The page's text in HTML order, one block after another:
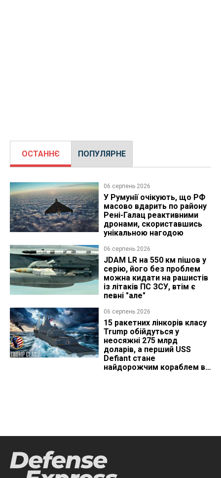
ОСТАННЄ ПОПУЛЯРНЕ
06 серпень 2026
У Румунії очікують, що РФ
масово вдарить по району
Рені-Галац реактивними
дронами, скориставшись
унікальною нагодою
06 серпень 2026
JDAM LR на 550 км пішов у
серію, його без проблем
можна кидати на рашистів
із літаків ПС ЗСУ, втім є
певні "але"
06 серпень 2026
15 ракетних лінкорів класу
Trump обійдуться у
неосяжні 275 млрд
доларів, а перший USS
Defiant стане
найдорожчим кораблем в